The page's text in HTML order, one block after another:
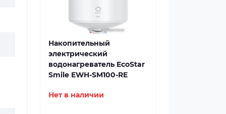
Накопительный
электрический
водонагреватель EcoStar
Smile EWH-SM100-RE
Нет в наличии